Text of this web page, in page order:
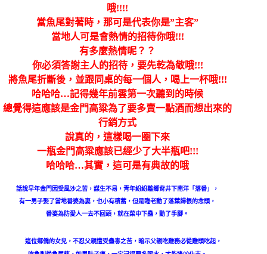
哦!!!!
當魚尾對著時，那可是代表你是”主客”
當地人可是會熱情的招待你哦!!!
有多麼熱情呢？？
你必須答謝主人的招待，要先乾為敬哦!!!
將魚尾折斷後，並跟同桌的每一個人，喝上一杯哦!!!
哈哈哈…記得幾年前雲第一次聽到的時候
總覺得這應該是金門高粱為了要多賣一點酒而想出來的
行銷方式
說真的，這樣喝一圈下來
一瓶金門高粱應該已經少了大半瓶吧!!!
哈哈哈…其實，這可是有典故的哦
話說早年金門因受風沙之苦，謀生不易，青年紛紛離鄉背井下南洋「落番」，
有一男子娶了當地番婆為妻，也小有積蓄，但是臨老動了落葉歸根的念頭，
番婆為防愛人一去不回頭，就在菜中下蠱，動了手腳。
這位鄉僑的女兒，不忍父親遭受蠱毒之苦，暗示父親吃雞務必從雞頭吃起，